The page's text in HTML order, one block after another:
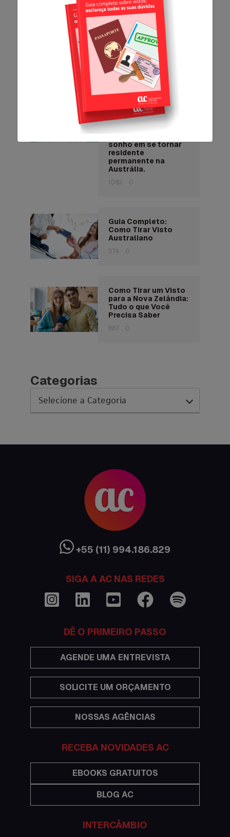
Você Precisa para
Estudar na
Austrália?
158840
O visto Subclass
491, também
conhecido como
“Skilled Work
Regional
(Provisional) visa”,
pode ser o primeiro
sonho em se tornar
residente
permanente na
Austrália.
1082 0
Guia Completo:
Como Tirar Visto
Australiano
374 0
Como Tirar um Visto
para a Nova Zelândia:
Tudo o que Você
Precisa Saber
687 0
Categorias
Ciência sem Fronteiras
Cultura Austrália
Curso de inglês no exterior
Dicas
Economia
Estudar no exterior
Eventos
Histórias de intercâmbio
Hospedagem
Imigração Austrália
Informações gerais
+55 (11) 994.186.829
SIGA A AC NAS REDES
DÊ O PRIMEIRO PASSO
AGENDE UMA ENTREVISTA
SOLICITE UM ORÇAMENTO
NOSSAS AGÊNCIAS
RECEBA NOVIDADES AC
EBOOKS GRATUITOS
BLOG AC
INTERCÂMBIO